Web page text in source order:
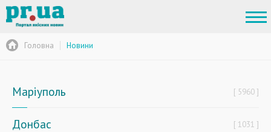
Головна Новини
Маріуполь 5960
Донбас 1031